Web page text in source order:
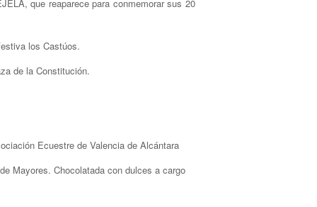
que reaparece para conmemorar sus 20
los Castúos.
de la Constitución.
Ecuestre de Valencia de Alcántara
Mayores. Chocolatada con dulces a cargo